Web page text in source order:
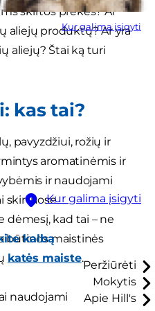
Kur galima įsigyti
Kur galima įsigyti
kalbą
Peržiūrėti
Mokytis
Apie Hill's
skirtos prekės? Ar
aliejų produktų? Ar yra
aliejų? Štai ką turi
kas tai?
pavyzdžiui, rožių ir
aromatinėmis ir
ir naudojami
skirtuose
kad tai – ne
būtinos maistinės
katės maiste.
naudojami